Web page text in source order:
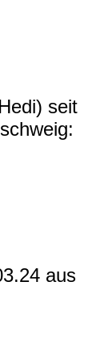
seit
aus